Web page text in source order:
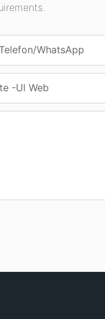
Telefon/WhatsApp
-ul Web